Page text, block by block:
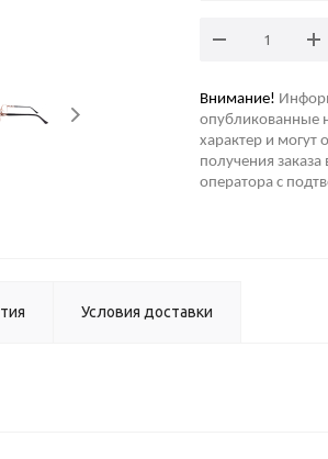
Внимание!
опубликованные
характер и могут
получения заказа
оператора с
Условия доставки